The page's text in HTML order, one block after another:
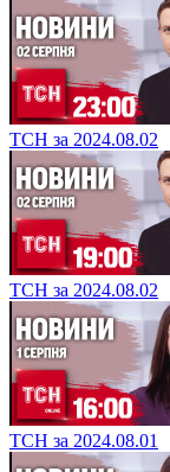
ТСН за 2024.08.02
ТСН за 2024.08.02
ТСН за 2024.08.01